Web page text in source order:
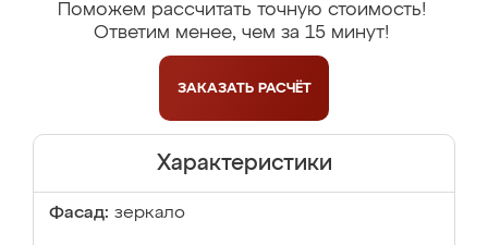
Поможем рассчитать точную стоимость!
Ответим менее, чем за 15 минут!
ЗАКАЗАТЬ РАСЧЁТ
Характеристики
Фасад: зеркало